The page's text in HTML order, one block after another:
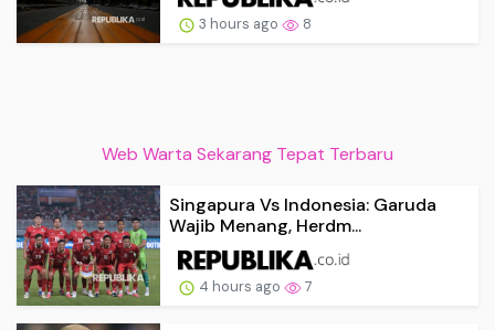
3 hours ago 8
Web Warta Sekarang Tepat Terbaru
Singapura Vs Indonesia: Garuda
Wajib Menang, Herdm...
4 hours ago 7